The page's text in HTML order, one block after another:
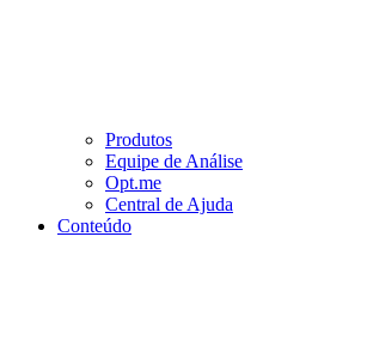
Produtos
Equipe de Análise
Opt.me
Central de Ajuda
Conteúdo